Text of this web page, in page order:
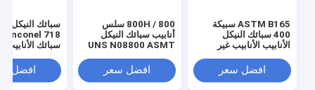
ASTM B165 سبيكة
400 سبائك النيكل
الأنابيب الأنابيب غير
افضل سعر
800 / 800H سلس
أنابيب سبائك النيكل
UNS N08800 ASMT
افضل سعر افضل